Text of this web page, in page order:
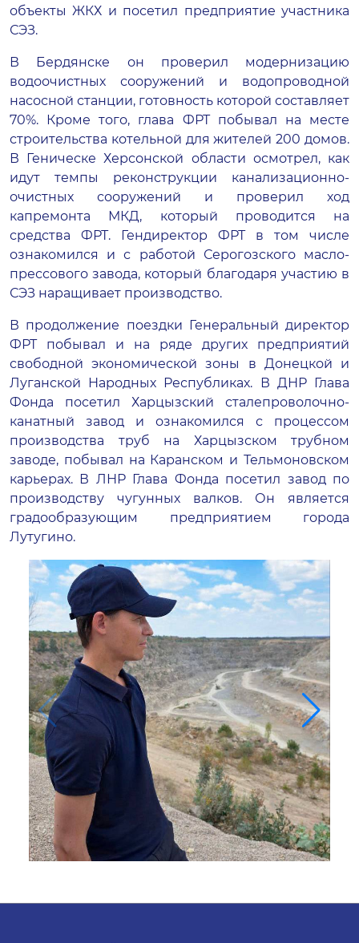
объекты ЖКХ и посетил предприятие участника
СЭЗ.
В Бердянске он проверил модернизацию
водоочистных сооружений и водопроводной
насосной станции, готовность которой составляет
70%. Кроме того, глава ФРТ побывал на месте
строительства котельной для жителей 200 домов.
В Геническе Херсонской области осмотрел, как
идут темпы реконструкции канализационно-
очистных сооружений и проверил ход
капремонта МКД, который проводится на
средства ФРТ. Гендиректор ФРТ в том числе
ознакомился и с работой Серогозского масло-
прессового завода, который благодаря участию в
СЭЗ наращивает производство.
В продолжение поездки Генеральный директор
ФРТ побывал и на ряде других предприятий
свободной экономической зоны в Донецкой и
Луганской Народных Республиках. В ДНР Глава
Фонда посетил Харцызский сталепроволочно-
канатный завод и ознакомился с процессом
производства труб на Харцызском трубном
заводе, побывал на Каранском и Тельмоновском
карьерах. В ЛНР Глава Фонда посетил завод по
производству чугунных валков. Он является
градообразующим предприятием города
Лутугино.